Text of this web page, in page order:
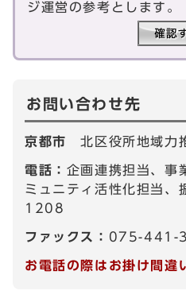
ジ運営の参考とします。
お問い合わせ先
京都市北区役所地域力
電話： 企画連携担当、事
ミュニティ活性化担当
1208
ファックス： 075-441-
お電話の際はお掛け間違